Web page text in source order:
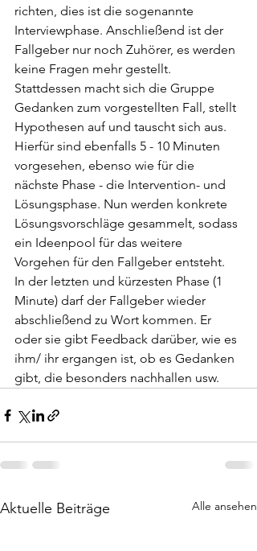
richten, dies ist die sogenannte
Interviewphase. Anschließend ist der
Fallgeber nur noch Zuhörer, es werden
keine Fragen mehr gestellt.
Stattdessen macht sich die Gruppe
Gedanken zum vorgestellten Fall, stellt
Hypothesen auf und tauscht sich aus.
Hierfür sind ebenfalls 5 - 10 Minuten
vorgesehen, ebenso wie für die
nächste Phase - die Intervention- und
Lösungsphase. Nun werden konkrete
Lösungsvorschläge gesammelt, sodass
ein Ideenpool für das weitere
Vorgehen für den Fallgeber entsteht.
In der letzten und kürzesten Phase (1
Minute) darf der Fallgeber wieder
abschließend zu Wort kommen. Er
oder sie gibt Feedback darüber, wie es
ihm/ ihr ergangen ist, ob es Gedanken
gibt, die besonders nachhallen usw.
Aktuelle Beiträge Alle ansehen